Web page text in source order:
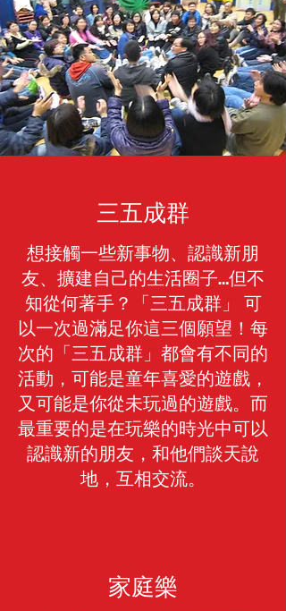
三五成群
想接觸一些新事物、認識新朋
友、擴建自己的生活圈子…但不
知從何著手？「三五成群」 可
以一次過滿足你這三個願望！每
次的「三五成群」都會有不同的
活動，可能是童年喜愛的遊戲，
又可能是你從未玩過的遊戲。而
最重要的是在玩樂的時光中可以
認識新的朋友，和他們談天說
地，互相交流。
家庭樂